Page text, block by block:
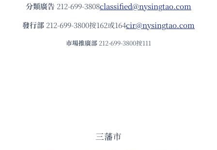
分類廣告 212-699-3808classified@nysingtao.com
發⾏部 212-699-3800按162或164cir@nysingtao.com
市場推廣部 212-699-3800按111
三藩市